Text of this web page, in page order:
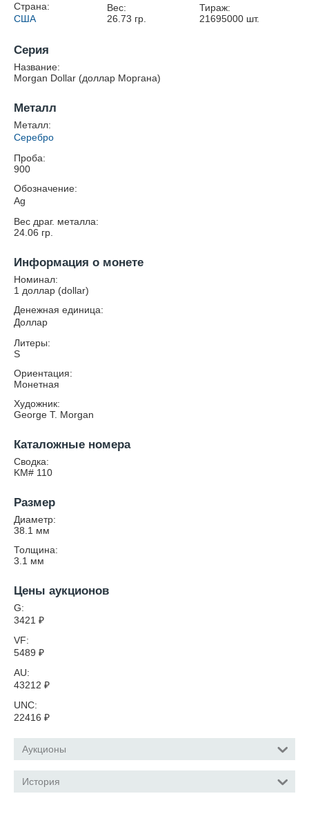
Страна:
США
Вес:
26.73 гр.
Тираж:
21695000 шт.
Серия
Название:
Morgan Dollar (доллар Моргана)
Металл
Металл:
Серебро
Проба:
900
Обозначение:
Ag
Вес драг. металла:
24.06 гр.
Информация о монете
Номинал:
1 доллар (dollar)
Денежная единица:
Доллар
Литеры:
S
Ориентация:
Монетная
Художник:
George T. Morgan
Каталожные номера
Сводка:
KM# 110
Размер
Диаметр:
38.1 мм
Толщина:
3.1 мм
Цены аукционов
G:
3421 ₽
VF:
5489 ₽
AU:
43212 ₽
UNC:
22416 ₽
Аукционы
История